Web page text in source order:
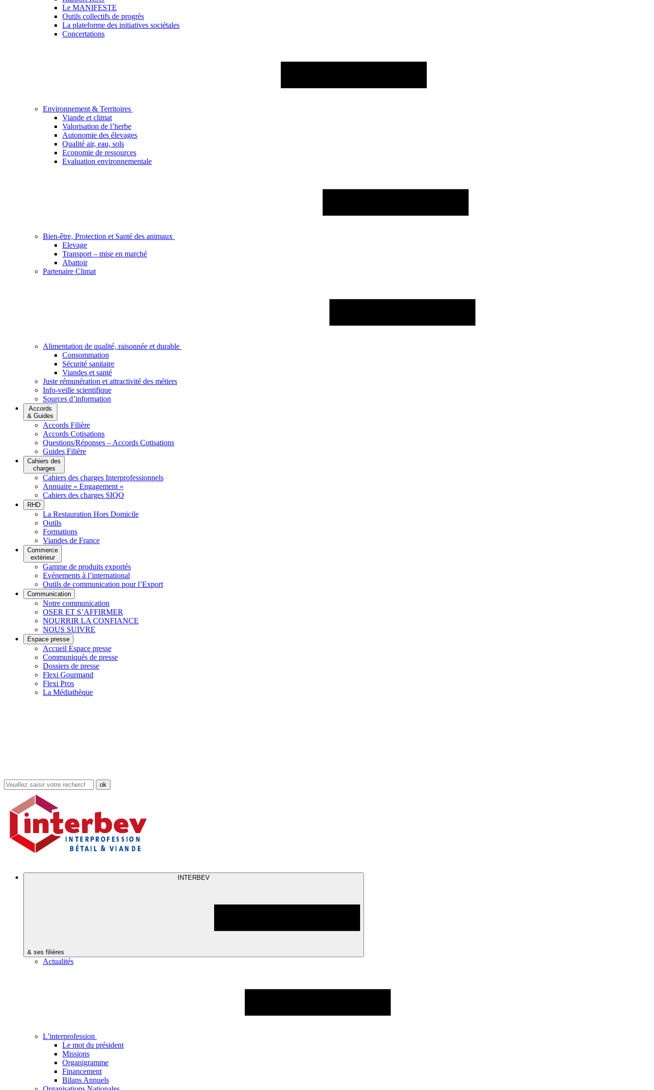
Le MANIFESTE
Outils collectifs de progrès
La plateforme des initiatives sociétales
Concertations
Environnement & Territoires
Viande et climat
Valorisation de l’herbe
Autonomie des élevages
Qualité air, eau, sols
Economie de ressources
Evaluation environnementale
Bien-être, Protection et Santé des animaux
Elevage
Transport – mise en marché
Abattoir
Partenaire Climat
Alimentation de qualité, raisonnée et durable
Consommation
Sécurité sanitaire
Viandes et santé
Juste rémunération et attractivité des métiers
Info-veille scientifique
Sources d’information
Accords
& Guides
Accords Filière
Accords Cotisations
Questions/Réponses – Accords Cotisations
Guides Filière
Cahiers des
charges
Cahiers des charges Interprofessionnels
Annuaire « Engagement »
Cahiers des charges SIQO
RHD
La Restauration Hors Domicile
Outils
Formations
Viandes de France
Commerce
extérieur
Gamme de produits exportés
Evénements à l’international
Outils de communication pour l’Export
Communication
Notre communication
OSER ET S’AFFIRMER
NOURRIR LA CONFIANCE
NOUS SUIVRE
Espace presse
Accueil Espace presse
Communiqués de presse
Dossiers de presse
Flexi Gourmand
Flexi Pros
La Médiathèque
Rechercher
dans
site
INTERBEV
& ses filières
Actualités
L’interprofession
Le mot du président
Missions
Organigramme
Financement
Bilans Annuels